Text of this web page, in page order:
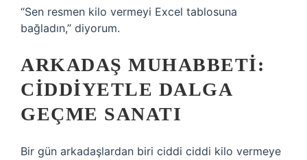
“Sen resmen kilo vermeyi Excel tablosuna
bağladın,” diyorum.
ARKADAŞ MUHABBETI:
CIDDIYETLE DALGA
GEÇME SANATI
Bir gün arkadaşlardan biri ciddi ciddi kilo vermeye